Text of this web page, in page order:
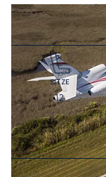
SITZE
12